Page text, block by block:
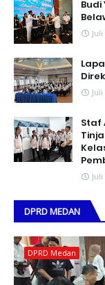
Budi
Staf
DPRD MEDAN
DPRD Medan